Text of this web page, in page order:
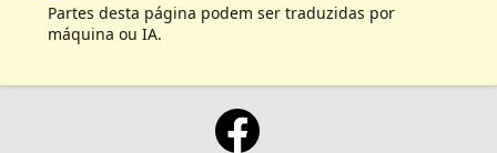
Partes desta página podem ser traduzidas por
máquina ou IA.